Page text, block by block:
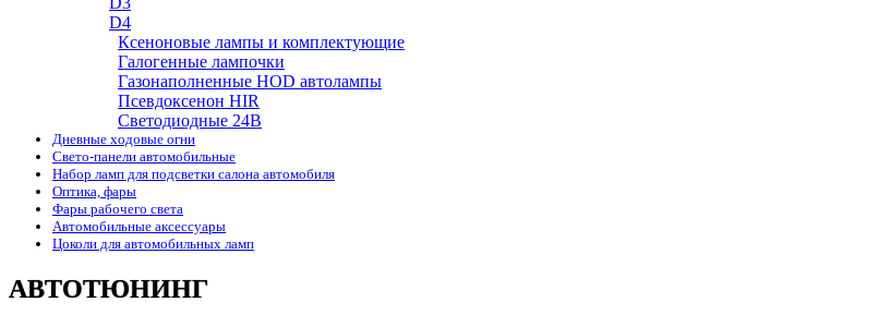
D4
Ксеноновые лампы и комплектующие
Галогенные лампочки
Газонаполненные HOD автолампы
Псевдоксенон HIR
Cветодиодные 24B
Дневные ходовые огни
Свето-панели автомобильные
Набор ламп для подсветки салона автомобиля
Оптика, фары
Фары рабочего света
Автомобильные аксессуары
Цоколи для автомобильных ламп
АВТОТЮНИНГ